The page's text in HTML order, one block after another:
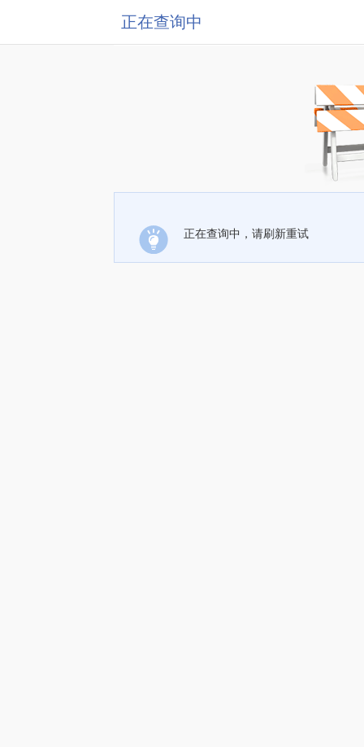
正在查询中
正在查询中，请刷新重试